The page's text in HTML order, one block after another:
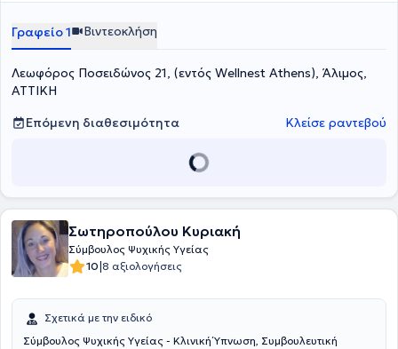
Γραφείο 1 Βιντεοκλήση
Λεωφόρος Ποσειδώνος 21, (εντός Wellnest Athens), Άλιμος,
ΑΤΤΙΚΗ
Επόμενη διαθεσιμότητα
Κλείσε ραντεβού
Σωτηροπούλου Κυριακή
Σύμβουλος Ψυχικής Υγείας
10|8 αξιολογήσεις
Σχετικά με την ειδικό
Σύμβουλος Ψυχικής Υγείας - Κλινική Ύπνωση, Συμβουλευτική